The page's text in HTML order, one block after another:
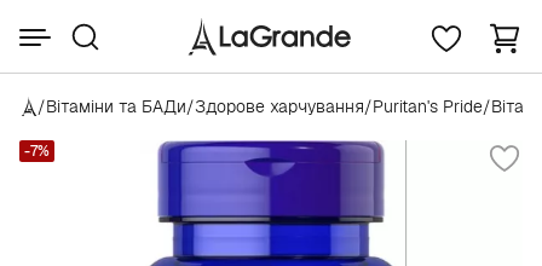
/Вітаміни та БАДи/Здорове харчування/Puritan's Pride/
-7%